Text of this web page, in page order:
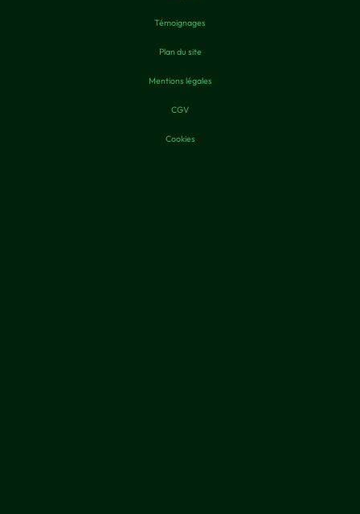
Témoignages
Plan du site
Mentions légales
CGV
Cookies